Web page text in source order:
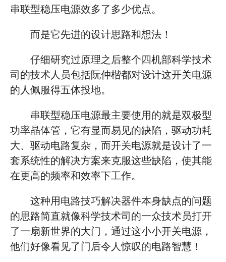
串联型稳压电源效多了多少优点。
而是它先进的设计思路和想法！
仔细研究过原理之后整个四机部科学技术
司的技术人员包括阮仲楷都对设计这开关电源
的人佩服得五体投地。
串联型稳压电源最主要使用的就是双极型
功率晶体管，它有显而易见的缺陷，驱动功耗
大、驱动电路复杂，而开关电源就是设计了一
套系统性的解决方案来克服这些缺陷，使其能
在更高的频率和效率下工作。
这种用电路技巧解决器件本身缺点的问题
的思路简直就像科学技术司的一众技术员打开
了一扇新世界的大门，通过这小小开关电源，
他们好像看见了门后令人惊叹的电路智慧！